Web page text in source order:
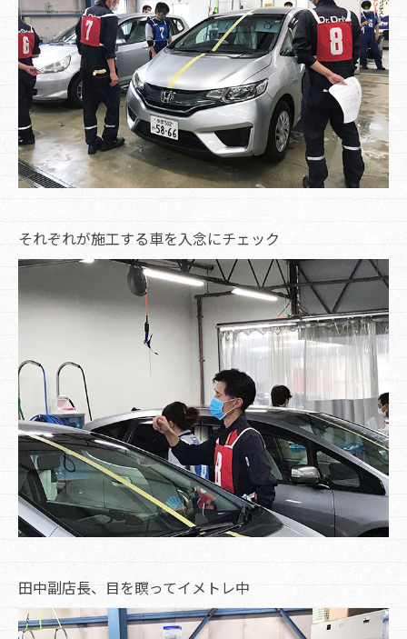
それぞれが施工する車を入念にチェック
田中副店長、目を瞑ってイメトレ中